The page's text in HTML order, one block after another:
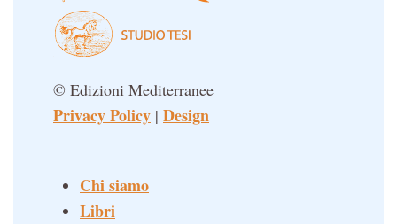
© Edizioni Mediterranee
Privacy Policy | Design
Chi siamo
Libri